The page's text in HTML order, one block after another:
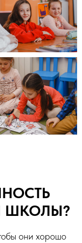
ШКОЛЫ?
они хорошо